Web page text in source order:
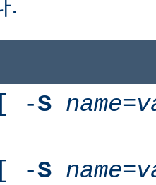
-S name=
-S name=